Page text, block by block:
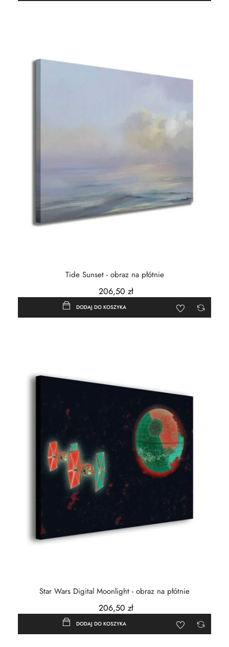
Tide Sunset - obraz na płótnie
206,50 zł
DODAJ DO KOSZYKA
Star Wars Digital Moonlight - obraz na płótnie
206,50 zł
DODAJ DO KOSZYKA